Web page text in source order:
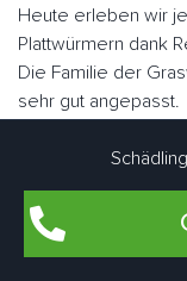
Heute erleben wir
Plattwürmern dank
Die Familie der
sehr gut angepasst.
geführt hat, dass er
versteckt hat, sein
Nicht lectularius,
Wenn Sie sie